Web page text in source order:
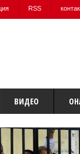
RSS
ВИДЕО